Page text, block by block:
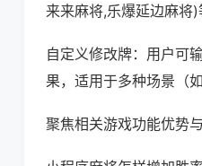
来来麻将,乐爆延边麻将)
自定义修改牌：用户可
果，适用于多种场景（
聚焦相关游戏功能优势与